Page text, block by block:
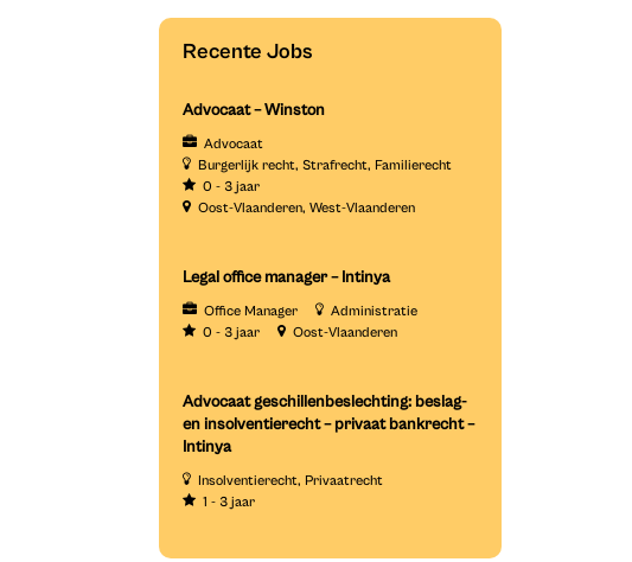
Recente Jobs
Advocaat – Winston
Advocaat
Burgerlijk recht Strafrecht Familierecht
0 - 3 jaar
Oost-Vlaanderen West-Vlaanderen
Legal office manager – Intinya
Office Manager
Administratie
0 - 3 jaar
Oost-Vlaanderen
Advocaat geschillenbeslechting: beslag-
en insolventierecht – privaat bankrecht –
Intinya
Insolventierecht Privaatrecht
1 - 3 jaar